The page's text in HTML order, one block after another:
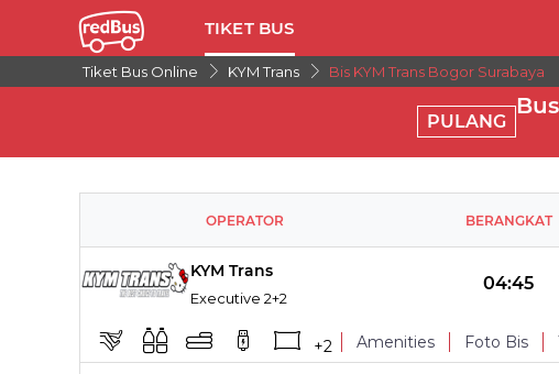
TIKET BUS
Tiket Bus Online KYM Trans Bis KYM Trans Bogor Surabaya
PULANG
OPERATOR BERANGKAT
KYM Trans
Executive 2+2
04:45
+2 Amenities Foto Bis